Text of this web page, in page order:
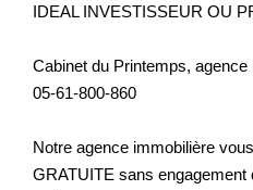
IDEAL INVESTISSEUR OU
Cabinet du Printemps,
05-61-800-860
Notre agence immobilière
GRATUITE sans engagement